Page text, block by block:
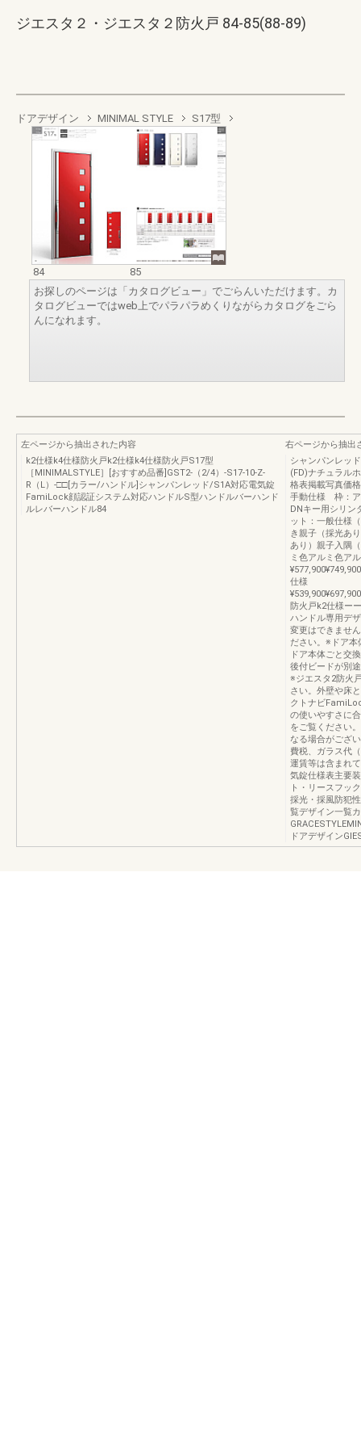
ジエスタ２・ジエスタ２防火戸 84-85(88-89)
ドアデザイン MINIMAL STYLE S17型
84
85
お探しのページは「カタログビュー」でごらんいただけます。カ
タログビューではweb上でパラパラめくりながらカタログをごら
んになれます。
左ページから抽出された内容
k2仕様k4仕様防火戸k2仕様k4仕様防火戸S17型
［MINIMALSTYLE］[おすすめ品番]GST2-（2/4）-S17-10-Z-
R（L）-□□[カラー/ハンドル]シャンパンレッド/S1A対応電気錠
FamiLock顔認証システム対応ハンドルS型ハンドルバーハンド
ルレバーハンドル84
右ページから抽出
シャンパンレッ
(FD)ナチュラル
格表掲載写真価
手動仕様 枠：
DNキー用シリ
ット：一般仕様
き親子（採光あ
あり）親子入隅
ミ色アルミ色ア
仕様
防火戸k2仕様ー
ハンドル専用デ
変更はできませ
ださい。※ドア本
ドア本体ごと交
後付ビードが別
※ジエスタ2防火
さい。外壁や床
クトナビ
の使いやすさに
をご覧ください
なる場合がござ
費税、ガラス代
運賃等は含まれ
気錠仕様表主要
ト・リースフッ
採光・採風防犯
覧デザイン一覧
ドアデザイン